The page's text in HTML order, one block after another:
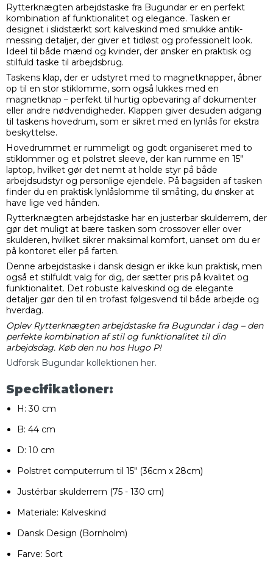
Rytterknægten arbejdstaske fra Bugundar er en perfekt
kombination af funktionalitet og elegance. Tasken er
designet i slidstærkt sort kalveskind med smukke antik-
messing detaljer, der giver et tidløst og professionelt look.
Ideel til både mænd og kvinder, der ønsker en praktisk og
stilfuld taske til arbejdsbrug.
Taskens klap, der er udstyret med to magnetknapper, åbner
op til en stor stiklomme, som også lukkes med en
magnetknap – perfekt til hurtig opbevaring af dokumenter
eller andre nødvendigheder. Klappen giver desuden adgang
til taskens hovedrum, som er sikret med en lynlås for ekstra
beskyttelse.
Hovedrummet er rummeligt og godt organiseret med to
stiklommer og et polstret sleeve, der kan rumme en 15"
laptop, hvilket gør det nemt at holde styr på både
arbejdsudstyr og personlige ejendele. På bagsiden af tasken
finder du en praktisk lynlåslomme til småting, du ønsker at
have lige ved hånden.
Rytterknægten arbejdstaske har en justerbar skulderrem, der
gør det muligt at bære tasken som crossover eller over
skulderen, hvilket sikrer maksimal komfort, uanset om du er
på kontoret eller på farten.
Denne arbejdstaske i dansk design er ikke kun praktisk, men
også et stilfuldt valg for dig, der sætter pris på kvalitet og
funktionalitet. Det robuste kalveskind og de elegante
detaljer gør den til en trofast følgesvend til både arbejde og
hverdag.
Oplev Rytterknægten arbejdstaske fra Bugundar i dag – den
perfekte kombination af stil og funktionalitet til din
arbejdsdag. Køb den nu hos Hugo P!
Udforsk Bugundar kollektionen her.
Specifikationer:
H: 30 cm
B: 44 cm
D: 10 cm
Polstret computerrum til 15" (36cm x 28cm)
Justérbar skulderrem (75 - 130 cm)
Materiale: Kalveskind
Dansk Design (Bornholm)
Farve: Sort